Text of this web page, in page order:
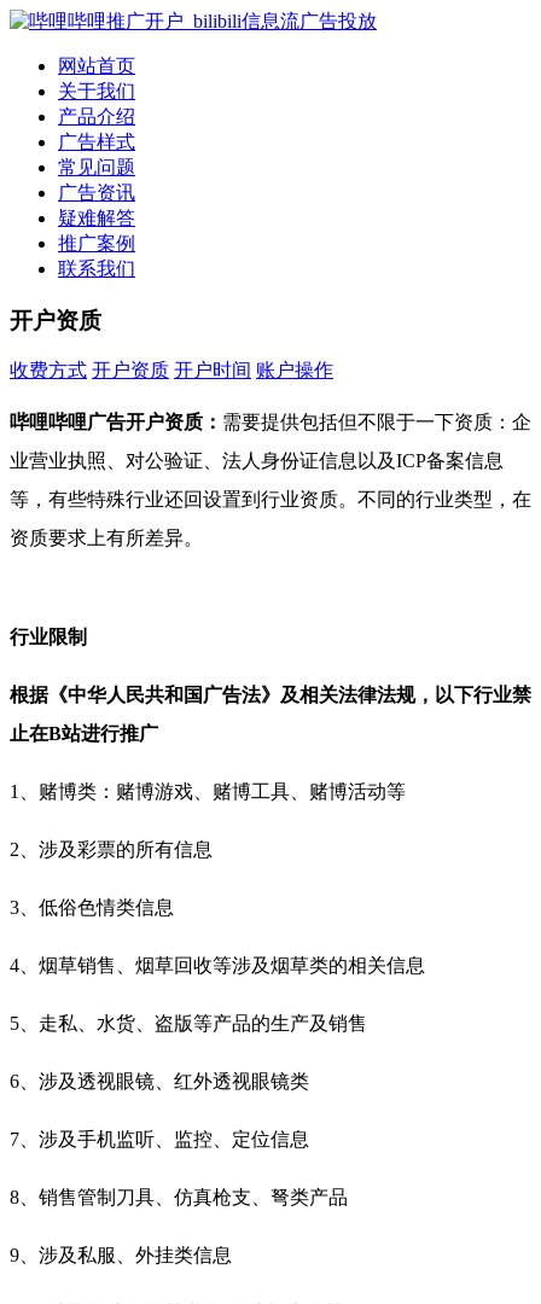
网站首页
关于我们
产品介绍
广告样式
常见问题
广告资讯
疑难解答
推广案例
联系我们
开户资质
收费方式 开户资质 开户时间 账户操作
开户资质
哔哩哔哩广告开户资质： 需要提供包括但不限于一下资质：企
业营业执照、对公验证、法人身份证信息以及ICP备案信息
等，有些特殊行业还回设置到行业资质。不同的行业类型，在
资质要求上有所差异。
行业限制
根据《中华人民共和国广告法》及相关法律法规， 以下行业禁
止在B站进行推广
1、赌博类：赌博游戏、赌博工具、赌博活动等
2、涉及彩票的所有信息
3、低俗色情类信息
4、烟草销售、烟草回收等涉及烟草类的相关信息
5、走私、水货、盗版等产品的生产及销售
6、涉及透视眼镜、红外透视眼镜类
7、涉及手机监听、监控、定位信息
8、销售管制刀具、仿真枪支、弩类产品
9、涉及私服、外挂类信息